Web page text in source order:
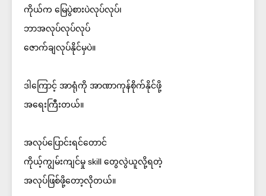
ကိုယ်က မြေပွဲစားပဲလုပ်လုပ်၊
ဘာအလုပ်လုပ်လုပ်
ဇောက်ချလုပ်နိုင်မှပဲ။
ဒါကြောင့် အာရုံကို အာဏာကုန်စိုက်နိုင်ဖို့
အရေးကြီးတယ်။
အလုပ်ပြောင်းရင်တောင်
ကိုယ့်ကျွမ်းကျင်မှု skill တွေလွဲယူလို့ရတဲ့
အလုပ်ဖြစ်ဖို့တော့လိုတယ်။